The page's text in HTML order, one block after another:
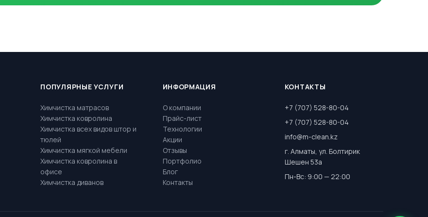
ПОПУЛЯРНЫЕ УСЛУГИ
Химчистка матрасов
Химчистка ковролина
Химчистка всех видов штор и
тюлей
Химчистка мягкой мебели
Химчистка ковролина в
офисе
Химчистка диванов
ИНФОРМАЦИЯ
О компании
Прайс-лист
Технологии
Акции
Отзывы
Портфолио
Блог
Контакты
КОНТАКТЫ
+7 (707) 528-80-04
+7 (707) 528-80-04
info@m-clean.kz
г. Алматы, ул. Болтирик
Шешен 53а
Пн-Вс: 9:00 — 22:00